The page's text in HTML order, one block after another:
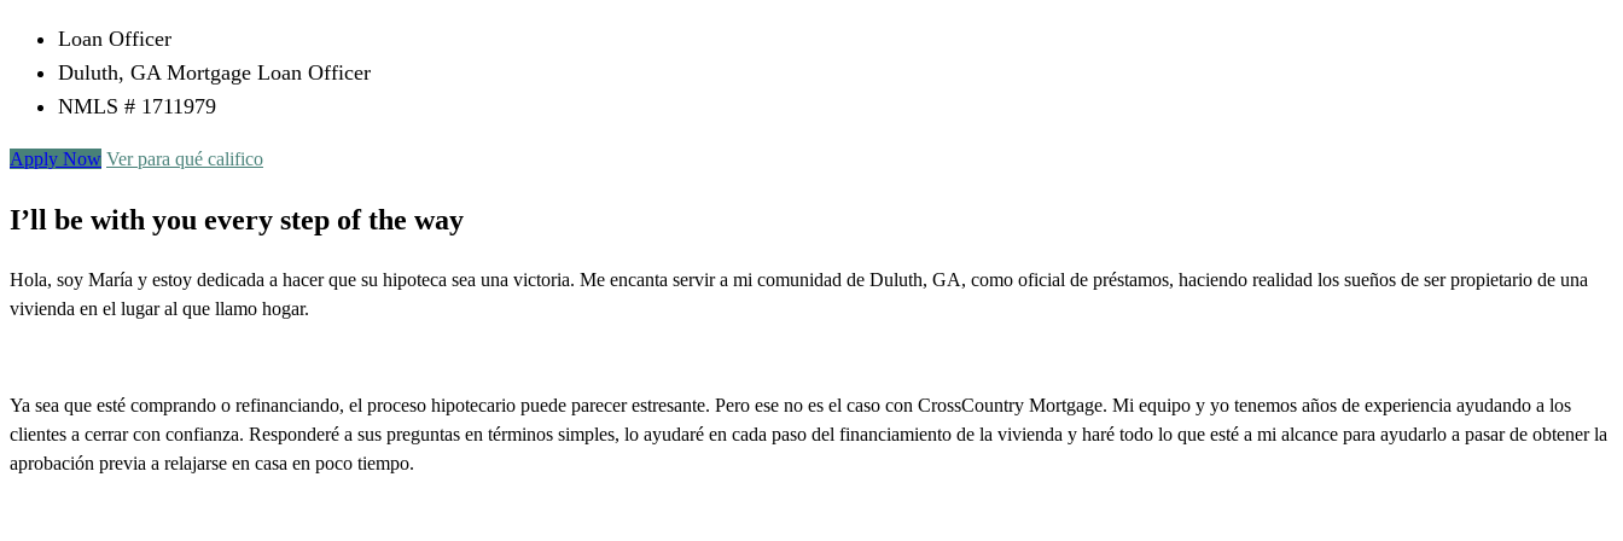
Loan Officer
Duluth, GA Mortgage Loan Officer
NMLS # 1711979
Apply Now Ver para qué califico
I’ll be with you every step of the way
Hola, soy María y estoy dedicada a hacer que su hipoteca sea una victoria. Me encanta servir a mi comunidad de Duluth, GA, como oficial de préstamos, haciendo realidad los sueños de ser propietario de una
vivienda en el lugar al que llamo hogar.
Ya sea que esté comprando o refinanciando, el proceso hipotecario puede parecer estresante. Pero ese no es el caso con CrossCountry Mortgage. Mi equipo y yo tenemos años de experiencia ayudando a los
clientes a cerrar con confianza. Responderé a sus preguntas en términos simples, lo ayudaré en cada paso del financiamiento de la vivienda y haré todo lo que esté a mi alcance para ayudarlo a pasar de obtener la
aprobación previa a relajarse en casa en poco tiempo.